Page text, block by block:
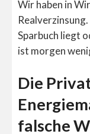
Wir haben in
Sparbuch liegt
ist morgen
Die
falsche